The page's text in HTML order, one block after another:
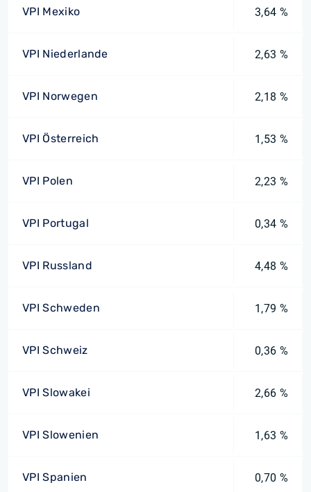
VPI Mexiko 3,64 %
VPI Niederlande 2,63 %
VPI Norwegen 2,18 %
VPI Österreich 1,53 %
VPI Polen 2,23 %
VPI Portugal 0,34 %
VPI Russland 4,48 %
VPI Schweden 1,79 %
VPI Schweiz 0,36 %
VPI Slowakei 2,66 %
VPI Slowenien 1,63 %
VPI Spanien 0,70 %